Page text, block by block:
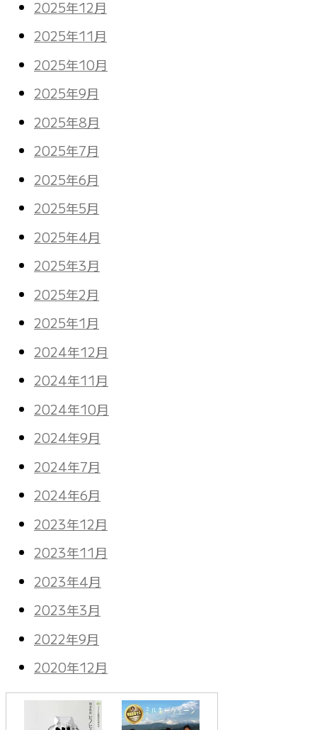
2025年12月
2025年11月
2025年10月
2025年9月
2025年8月
2025年7月
2025年6月
2025年5月
2025年4月
2025年3月
2025年2月
2025年1月
2024年12月
2024年11月
2024年10月
2024年9月
2024年7月
2024年6月
2023年12月
2023年11月
2023年4月
2023年3月
2022年9月
2020年12月